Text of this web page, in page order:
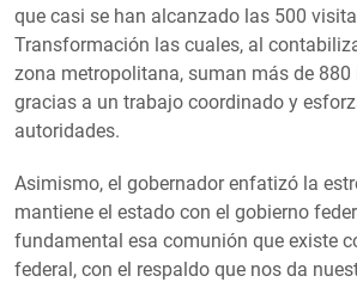
que casi se han alcanzado las 500
Transformación las cuales, al
zona metropolitana, suman más de 880
gracias a un trabajo coordinado y
autoridades.
Asimismo, el gobernador enfatizó la
mantiene el estado con el gobierno
fundamental esa comunión que existe
federal, con el respaldo que nos da